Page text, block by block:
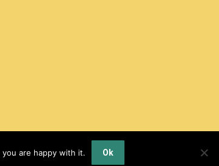
Politique de confidentialité
are happy with it. Ok